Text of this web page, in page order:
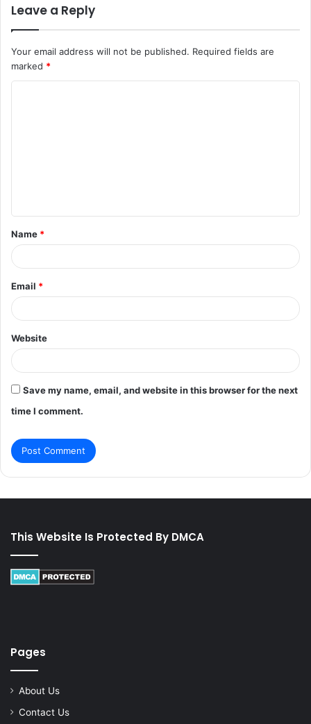
Leave a Reply
Your email address will not be published. Required fields are
marked *
t
*
Name *
Email *
Website
Save my name, email, and website in this browser for the next
time I comment.
This Website Is Protected By DMCA
Pages
About Us
Contact Us